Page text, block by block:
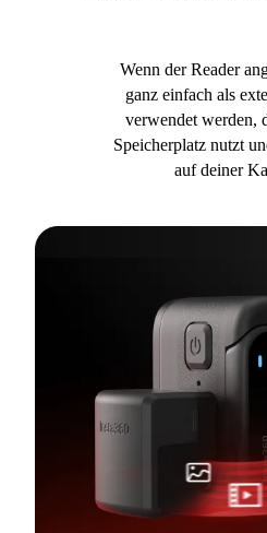
Wenn der Reader
ganz einfach als
verwendet werden,
Speicherplatz nutzt
auf deiner